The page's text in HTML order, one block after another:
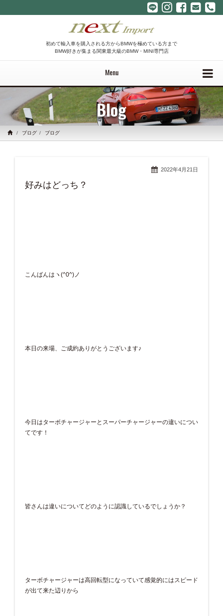
初めて輸入車を購入される方からBMWを極めている方まで
BMW好きが集まる関東最大級のBMW・MINI専門店
Menu
Blog
ブログ ブログ
2022年4月21日
好みはどっち？
こんばんはヽ(^0^)ノ
本日の来場、ご成約ありがとうございます♪
今日はターボチャージャーとスーパーチャージャーの違いについ
てです！
皆さんは違いについてどのように認識しているでしょうか？
ターボチャージャーは高回転型になっていて感覚的にはスピード
が出て来た辺りから